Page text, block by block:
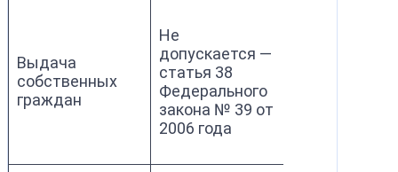
Выдача
собственных
граждан
Не
допускается —
статья 38
Федерального
закона № 39 от
2006 года